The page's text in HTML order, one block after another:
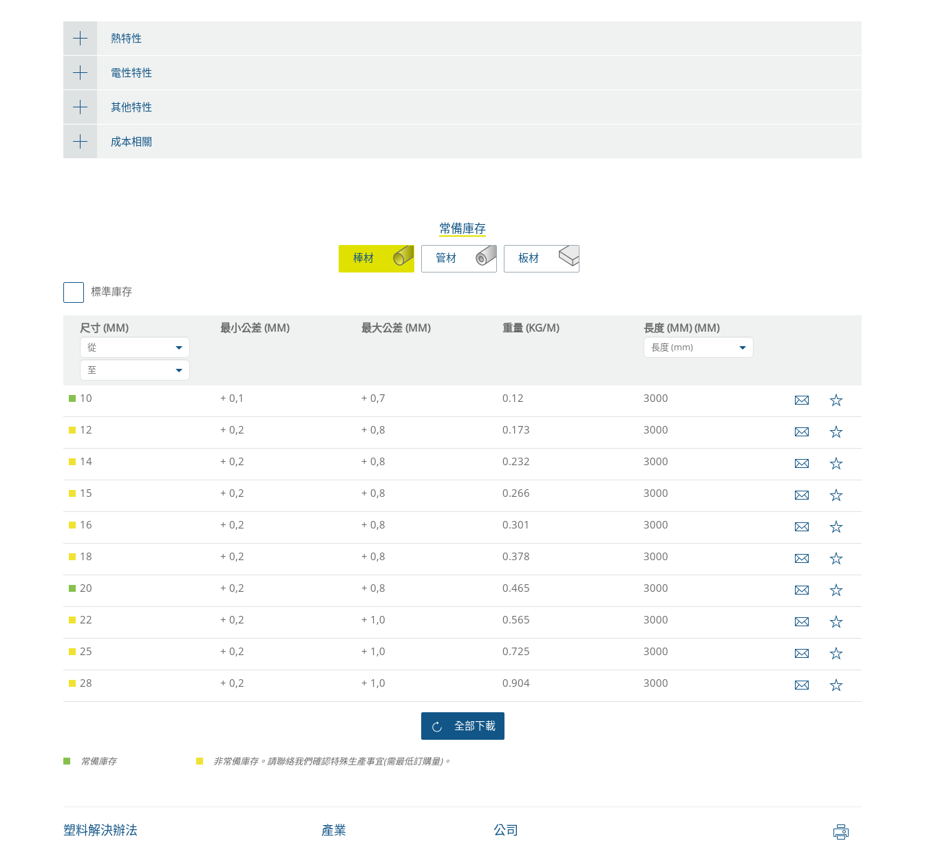
熱特性
電性特性
其他特性
成本相關
常備庫存
棒材 管材 板材
標準庫存
尺寸 (MM)
從
至
最小公差 (MM) 最大公差 (MM) 重量 (KG/M) 長度 (MM) (MM)
長度 (mm)
10 + 0,1 + 0,7 0.12 3000
12 + 0,2 + 0,8 0.173 3000
14 + 0,2 + 0,8 0.232 3000
15 + 0,2 + 0,8 0.266 3000
16 + 0,2 + 0,8 0.301 3000
18 + 0,2 + 0,8 0.378 3000
20 + 0,2 + 0,8 0.465 3000
22 + 0,2 + 1,0 0.565 3000
25 + 0,2 + 1,0 0.725 3000
28 + 0,2 + 1,0 0.904 3000
全部下載
常備庫存 非常備庫存。請聯絡我們確認特殊生產事宜(需最低訂購量)。
塑料解決辦法 產業 公司